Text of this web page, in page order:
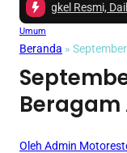
Resmi, Daihatsu
Umum
Beranda »
Beragam
Oleh Admin